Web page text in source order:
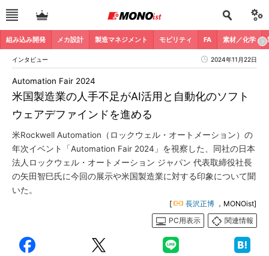
組み込み開発 メカ設計 製造マネジメント モビリティ FA 素材／化学
インタビュー 2024年11月22日
米国製造業の人手不足がAI活用と自動化のソフト
ウェアデファインドを進める
Automation Fair 2024
米Rockwell Automation（ロックウェル・オートメーション）の
年次イベント「Automation Fair 2024」を視察した、同社の日本
法人ロックウェル・オートメーション ジャパン 代表取締役社長
の矢田智巳氏に今回の展示や米国製造業に対する印象について聞
いた。
[ 長沢正博 ，MONOist]
PC用表示
関連情報